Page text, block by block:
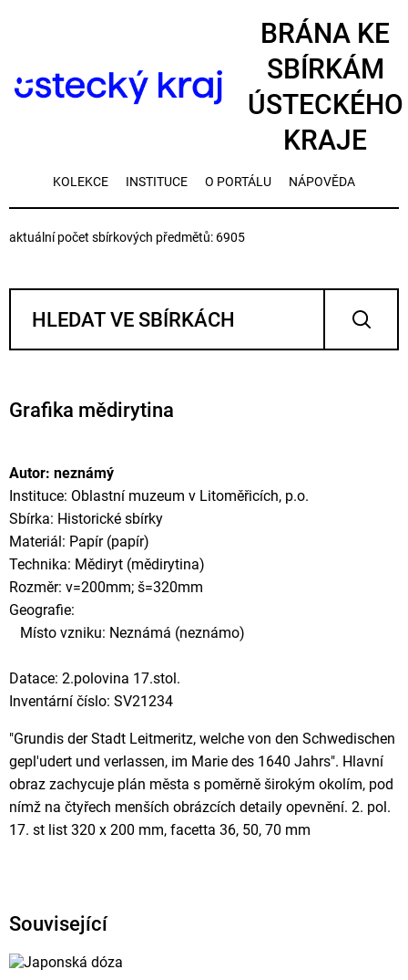
BRÁNA KE
SBÍRKÁM
ÚSTECKÉHO
KRAJE
KOLEKCE INSTITUCE O PORTÁLU NÁPOVĚDA
aktuální počet sbírkových předmětů: 6905
Grafika mědirytina
Autor: neznámý
Instituce: Oblastní muzeum v Litoměřicích, p.o.
Sbírka: Historické sbírky
Materiál: Papír (papír)
Technika: Mědiryt (mědirytina)
Rozměr: v=200mm; š=320mm
Geografie:
Místo vzniku: Neznámá (neznámo)
Datace: 2.polovina 17.stol.
Inventární číslo: SV21234
"Grundis der Stadt Leitmeritz, welche von den Schwedischen
gepl'udert und verlassen, im Marie des 1640 Jahrs". Hlavní
obraz zachycuje plán města s poměrně širokým okolím, pod
nímž na čtyřech menších obrázcích detaily opevnění. 2. pol.
17. st list 320 x 200 mm, facetta 36, 50, 70 mm
Související